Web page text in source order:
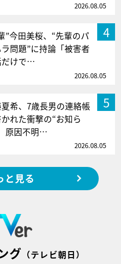
2026.08.05
4
”今田美桜、“先輩のパ
問題”に持論「被害者
だけで…
2026.08.05
5
希、7歳長男の連絡帳
れた衝撃の“お知ら
原因不明…
2026.08.05
と見る
グ （テレビ朝日）